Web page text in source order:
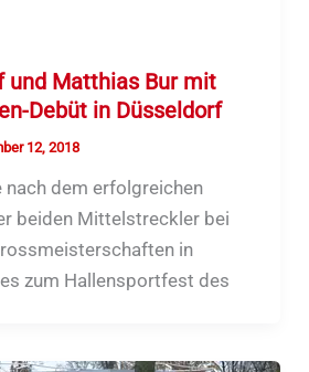
und Matthias Bur mit
Debüt in Düsseldorf
12, 2018
nach dem erfolgreichen
beiden Mittelstreckler bei
in
zum Hallensportfest des